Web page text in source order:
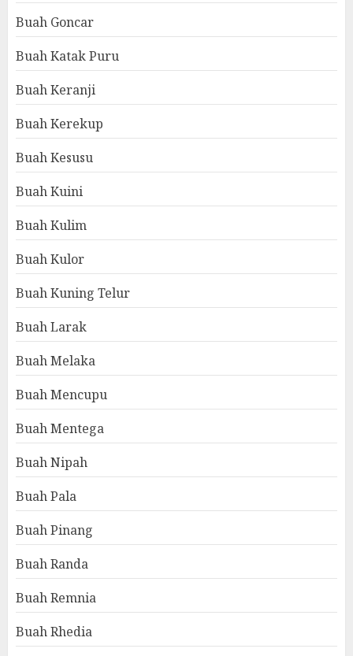
Buah Goncar
Buah Katak Puru
Buah Keranji
Buah Kerekup
Buah Kesusu
Buah Kuini
Buah Kulim
Buah Kulor
Buah Kuning Telur
Buah Larak
Buah Melaka
Buah Mencupu
Buah Mentega
Buah Nipah
Buah Pala
Buah Pinang
Buah Randa
Buah Remnia
Buah Rhedia